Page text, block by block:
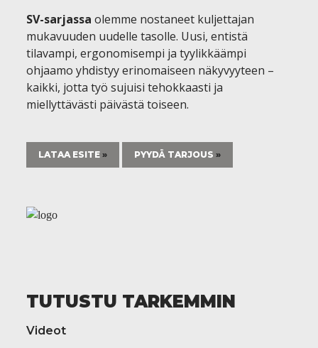
SV-sarjassa olemme nostaneet kuljettajan
mukavuuden uudelle tasolle. Uusi, entistä
tilavampi, ergonomisempi ja tyylikkäämpi
ohjaamo yhdistyy erinomaiseen näkyvyyteen –
kaikki, jotta työ sujuisi tehokkaasti ja
miellyttävästi päivästä toiseen.
LATAA ESITE PYYDÄ TARJOUS
TUTUSTU TARKEMMIN
Videot